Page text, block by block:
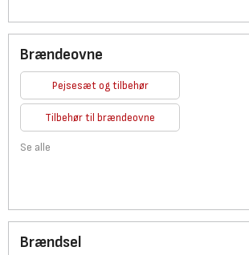
Brændeovne
Pejsesæt og tilbehør
Tilbehør til brændeovne
Se alle
Brændsel